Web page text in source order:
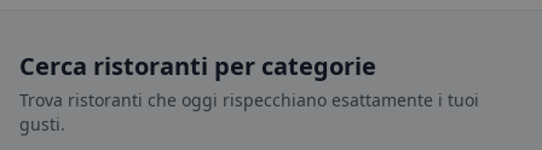
Cerca ristoranti per categorie
Trova ristoranti che oggi rispecchiano esattamente i tuoi
gusti.